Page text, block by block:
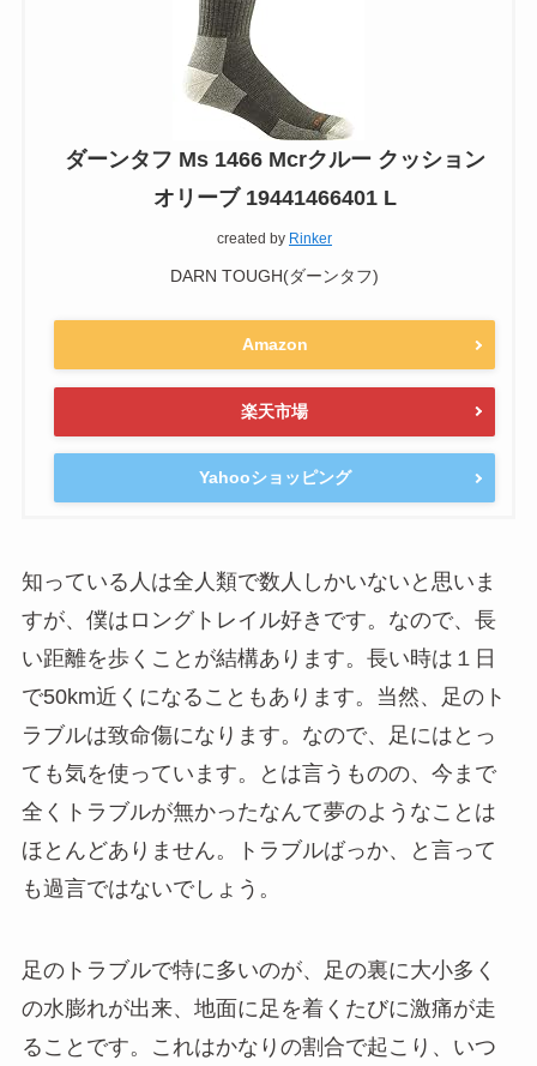
ダーンタフ Ms 1466 Mcrクルー クッション
オリーブ 19441466401 L
created by Rinker
DARN TOUGH(ダーンタフ)
Amazon
楽天市場
Yahooショッピング
知っている人は全人類で数人しかいないと思いま
すが、僕はロングトレイル好きです。なので、長
い距離を歩くことが結構あります。長い時は１日
で50km近くになることもあります。当然、足のト
ラブルは致命傷になります。なので、足にはとっ
ても気を使っています。とは言うものの、今まで
全くトラブルが無かったなんて夢のようなことは
ほとんどありません。トラブルばっか、と言って
も過言ではないでしょう。
足のトラブルで特に多いのが、足の裏に大小多く
の水膨れが出来、地面に足を着くたびに激痛が走
ることです。これはかなりの割合で起こり、いつ